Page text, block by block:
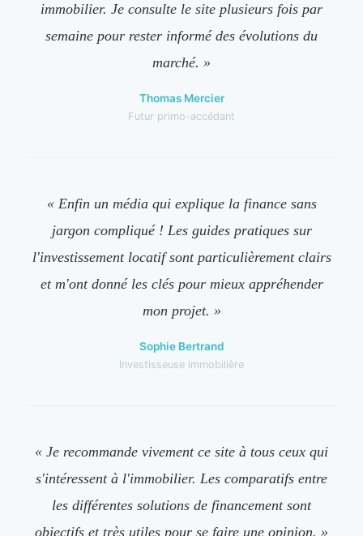
immobilier. Je consulte le site plusieurs fois par
semaine pour rester informé des évolutions du
marché. »
Thomas Mercier
Futur primo-accédant
« Enfin un média qui explique la finance sans
jargon compliqué ! Les guides pratiques sur
l'investissement locatif sont particulièrement clairs
et m'ont donné les clés pour mieux appréhender
mon projet. »
Sophie Bertrand
Investisseuse immobilière
« Je recommande vivement ce site à tous ceux qui
s'intéressent à l'immobilier. Les comparatifs entre
les différentes solutions de financement sont
objectifs et très utiles pour se faire une opinion. »